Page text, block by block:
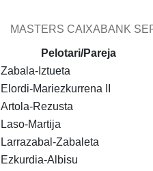
MASTERS CAIXABANK
Pelotari/Pareja
Zabala-Iztueta
Elordi-Mariezkurrena II
Artola-Rezusta
Laso-Martija
Larrazabal-Zabaleta
Ezkurdia-Albisu